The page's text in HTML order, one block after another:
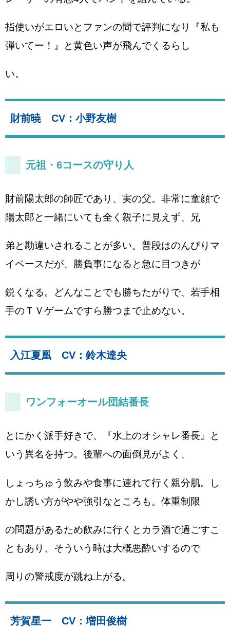
指使いがエロいとファンの間で評判になり『私も
弾いてー！』と黄色い声が飛んでくるらし
い。
財前暁 CV：小野友樹
元祖・6コースの守り人
財前陽太郎の師匠であり、実の父。非常に童顔で
陽太郎と一緒にいても全く親子に見えず、兄
弟と勘違いされることが多い。普段はのんびりマ
イペースだが、勝負事になると急に目つきが
鋭くなる。どんなことでも勝ちたがりで、若手相
手のＴＶゲームですら勝つまで止めない。
入江夏凰 CV：鈴木達央
ワンフォーオール団結番長
とにかく派手好きで、『水上のオシャレ番長』と
いう異名を持つ。後輩への面倒見がよく、
しょっちゅう飲みや食事に連れて行く親分肌。し
かし誘い方がやや強引なところも。体重制限
の問題があるため飲みに行くとカラ酒で過ごすこ
ともあり、そういう時は大概悪酔いするので
周りの警戒度が跳ね上がる。
芳賀星一 CV：増田俊樹